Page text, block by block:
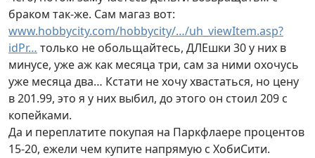
браком так-же. Сам магаз вот:
www.hobbycity.com/hobbycity/…/uh_viewItem.asp?
idPr… только не обольщайтесь, ДЛЕшки 30 у них в
минусе, уже аж как месяца три, сам за ними охочусь
уже месяца два… Кстати не хочу хвастаться, но цену
в 201.99, это я у них выбил, до этого он стоил 209 с
копейками.
Да и переплатите покупая на Паркфлаере процентов
15-20, ежели чем купите напрямую с ХобиСити.